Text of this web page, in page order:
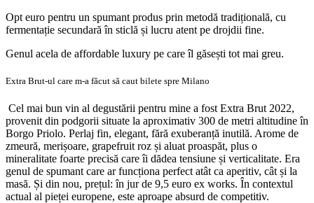
Opt euro pentru un spumant produs prin metodă tradițională, cu
fermentație secundară în sticlă și lucru atent pe drojdii fine.
Genul acela de affordable luxury pe care îl găsești tot mai greu.
Extra Brut-ul care m-a făcut să caut bilete spre Milano
Cel mai bun vin al degustării pentru mine a fost Extra Brut 2022,
provenit din podgorii situate la aproximativ 300 de metri altitudine în
Borgo Priolo. Perlaj fin, elegant, fără exuberanță inutilă. Arome de
zmeură, merișoare, grapefruit roz și aluat proaspăt, plus o
mineralitate foarte precisă care îi dădea tensiune și verticalitate. Era
genul de spumant care ar funcționa perfect atât ca aperitiv, cât și la
masă. Și din nou, prețul: în jur de 9,5 euro ex works. În contextul
actual al pieței europene, este aproape absurd de competitiv.